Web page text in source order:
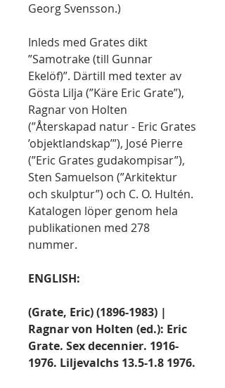
Georg Svensson.)
Inleds med Grates dikt
”Samotrake (till Gunnar
Ekelöf)”. Därtill med texter av
Gösta Lilja (”Käre Eric Grate”),
Ragnar von Holten
(”Återskapad natur - Eric Grates
’objektlandskap’”), José Pierre
(”Eric Grates gudakompisar”),
Sten Samuelson (”Arkitektur
och skulptur”) och C. O. Hultén.
Katalogen löper genom hela
publikationen med 278
nummer.
ENGLISH:
(Grate, Eric) (1896-1983) |
Ragnar von Holten (ed.): Eric
Grate. Sex decennier. 1916-
1976. Liljevalchs 13.5-1.8 1976.